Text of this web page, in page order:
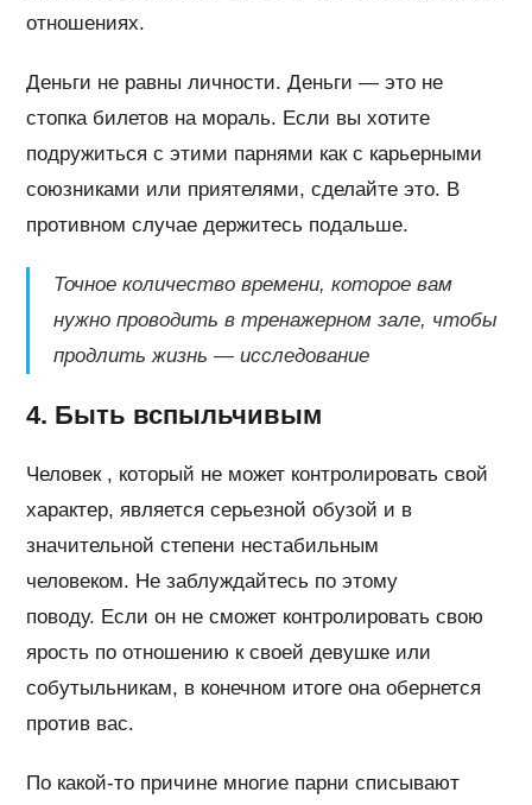
отношениях.
Деньги не равны личности. Деньги — это не
стопка билетов на мораль. Если вы хотите
подружиться с этими парнями как с карьерными
союзниками или приятелями, сделайте это. В
противном случае держитесь подальше.
Точное количество времени, которое вам
нужно проводить в тренажерном зале, чтобы
продлить жизнь — исследование
4. Быть вспыльчивым
Человек , который не может контролировать свой
характер, является серьезной обузой и в
значительной степени нестабильным
человеком. Не заблуждайтесь по этому
поводу. Если он не сможет контролировать свою
ярость по отношению к своей девушке или
собутыльникам, в конечном итоге она обернется
против вас.
По какой-то причине многие парни списывают